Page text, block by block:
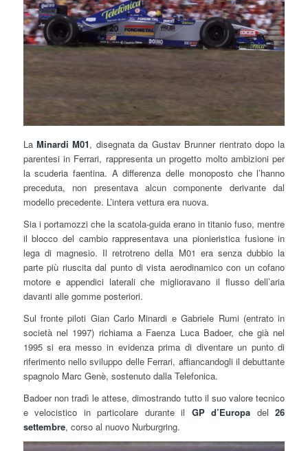
LaMinardi M01, disegnata da Gustav Brunner rientrato dopo la
parentesi in Ferrari, rappresenta un progetto molto ambizioni per
la scuderia faentina. A differenza delle monoposto che l’hanno
preceduta, non presentava alcun componente derivante dal
modello precedente. L’intera vettura era nuova.
Sia i portamozzi che la scatola-guida erano in titanio fuso, mentre
il blocco del cambio rappresentava una pionieristica fusione in
lega di magnesio. Il retrotreno della M01 era senza dubbio la
parte più riuscita dal punto di vista aerodinamico con un cofano
motore e appendici laterali che miglioravano il flusso dell’aria
davanti alle gomme posteriori.
Sul fronte piloti Gian Carlo Minardi e Gabriele Rumi (entrato in
società nel 1997) richiama a Faenza Luca Badoer, che già nel
1995 si era messo in evidenza prima di diventare un punto di
riferimento nello sviluppo delle Ferrari, affiancandogli il debuttante
spagnolo Marc Genè, sostenuto dalla Telefonica.
Badoer non tradì le attese, dimostrando tutto il suo valore tecnico
e velocistico in particolare durante il GP d’Europa del26
settembre, corso al nuovo Nurburgring.